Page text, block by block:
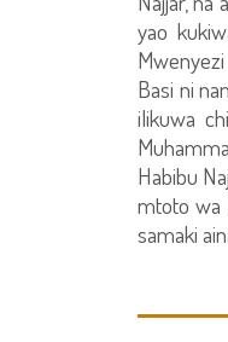
yao
Basi ni
ilikuwa
Habibu
mtoto wa
samaki